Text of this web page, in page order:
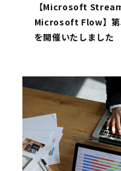
【Microsoft
Microsoft Flow】第
を開催いたしました